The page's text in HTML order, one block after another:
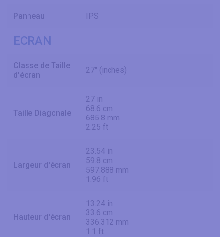
Panneau IPS
ECRAN
Classe de Taille
d'écran
27" (inches)
Taille Diagonale
27 in
68.6 cm
685.8 mm
2.25 ft
Largeur d'écran
23.54 in
59.8 cm
597.888 mm
1.96 ft
Hauteur d'écran
13.24 in
33.6 cm
336.312 mm
1.1 ft